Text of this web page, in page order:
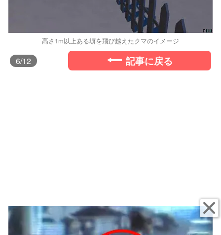
高さ1m以上ある塀を飛び越えたクマのイメージ
6/12 記事に戻る